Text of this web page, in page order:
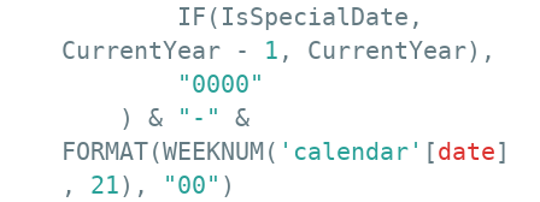
CurrentYear - 1 , CurrentYear),
"0000"
    ) &
"-"
&
FORMAT(WEEKNUM( 'calendar' [date]
, 21), "00" )